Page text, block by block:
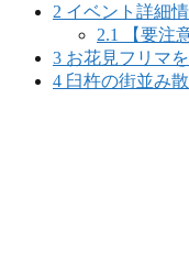
2 イベント詳細
2.1
【要注
3 お花見フリマ
4 臼杵の街並み